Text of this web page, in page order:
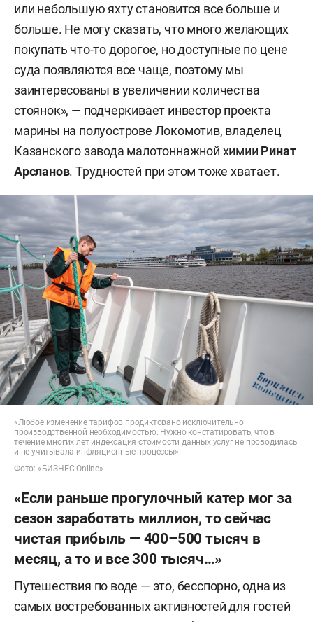
или небольшую яхту становится все больше и
больше. Не могу сказать, что много желающих
покупать что-то дорогое, но доступные по цене
суда появляются все чаще, поэтому мы
заинтересованы в увеличении количества
стоянок», — подчеркивает инвестор проекта
марины на полуострове Локомотив, владелец
Казанского завода малотоннажной химии Ринат
Арсланов. Трудностей при этом тоже хватает.
«Любое изменение тарифов продиктовано исключительно
производственной необходимостью. Нужно констатировать, что в
течение многих лет индексация стоимости данных услуг не проводилась
и не учитывала инфляционные процессы»
Фото: «БИЗНЕС Online»
«Если раньше прогулочный катер мог за
сезон заработать миллион, то сейчас
чистая прибыль — 400–500 тысяч в
месяц, а то и все 300 тысяч…»
Путешествия по воде — это, бесспорно, одна из
самых востребованных активностей для гостей